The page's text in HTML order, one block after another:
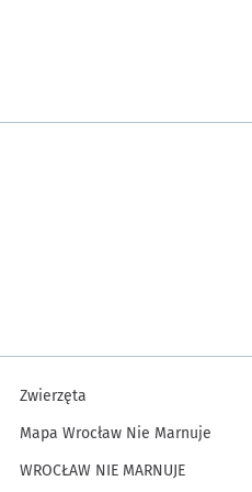
Zwierzęta
Mapa Wrocław Nie Marnuje
WROCŁAW NIE MARNUJE